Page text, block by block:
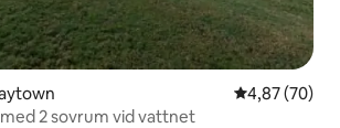
4,87 av 5 i
4,87 (70)
2 sovrum vid vattnet